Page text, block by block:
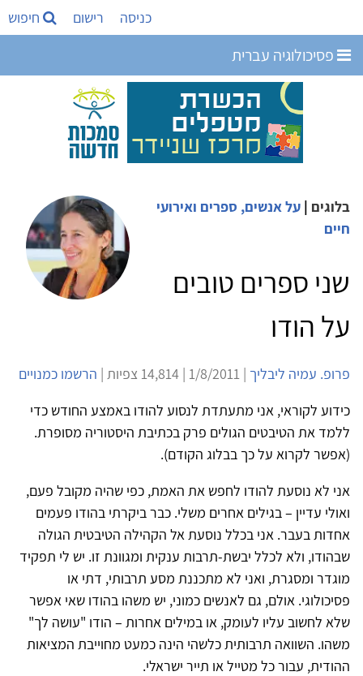
כניסה רישום חיפוש
פסיכולוגיה עברית
בלוגים | על אנשים, ספרים ואירועי
חיים
שני ספרים טובים
על הודו
פרופ. עמיה ליבליך | 1/8/2011 | 14,814 צפיות |
הרשמו כמנויים
כידוע לקוראי, אני מתעתדת לנסוע להודו באמצע החודש כדי
ללמד את הטיבטים הגולים פרק בכתיבת היסטוריה מסופרת.
(אפשר לקרוא על כך בבלוג הקודם).
אני לא נוסעת להודו לחפש את האמת, כפי שהיה מקובל פעם,
ואולי עדיין – בגילים אחרים משלי. כבר ביקרתי בהודו פעמים
אחדות בעבר. אני בכלל נוסעת אל הקהילה הטיבטית הגולה
שבהודו, ולא לכלל יבשת-תרבות ענקית ומגוונת זו. יש לי תפקיד
מוגדר ומסגרת, ואני לא מתכננת מסע תרבותי, דתי או
פסיכולוגי. אולם, גם לאנשים כמוני, יש משהו בהודו שאי אפשר
שלא לחשוב עליו לעומק, או במילים אחרות – הודו "עושה לך"
משהו. השוואה תרבותית כלשהי הינה כמעט מחוייבת המציאות
ההודית, עבור כל מטייל או תייר ישראלי.